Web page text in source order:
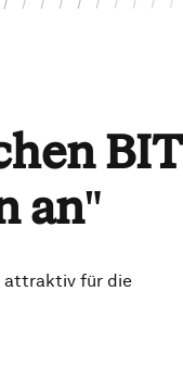
BIT
an"
attraktiv für die